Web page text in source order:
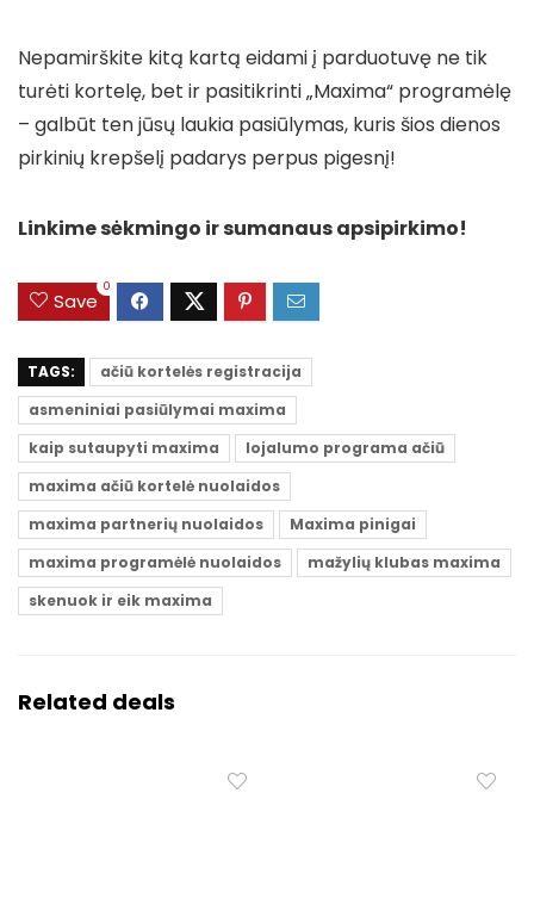
Nepamirškite kitą kartą eidami į parduotuvę ne tik
turėti kortelę, bet ir pasitikrinti „Maxima“ programėlę
– galbūt ten jūsų laukia pasiūlymas, kuris šios dienos
pirkinių krepšelį padarys perpus pigesnį!
Linkime sėkmingo ir sumanaus apsipirkimo!
Save
0
TAGS:
ačiū kortelės registracija
asmeniniai pasiūlymai maxima
kaip sutaupyti maxima
lojalumo programa ačiū
maxima ačiū kortelė nuolaidos
maxima partnerių nuolaidos
Maxima pinigai
maxima programėlė nuolaidos
mažylių klubas maxima
skenuok ir eik maxima
Related deals